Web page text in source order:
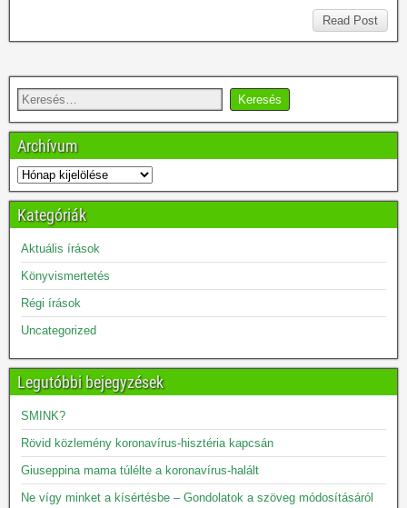
Read Post
Archívum
Kategóriák
Aktuális írások
Könyvismertetés
Régi írások
Uncategorized
Legutóbbi bejegyzések
SMINK?
Rövid közlemény koronavírus-hisztéria kapcsán
Giuseppina mama túlélte a koronavírus-halált
Ne vígy minket a kísértésbe – Gondolatok a szöveg módosításáról